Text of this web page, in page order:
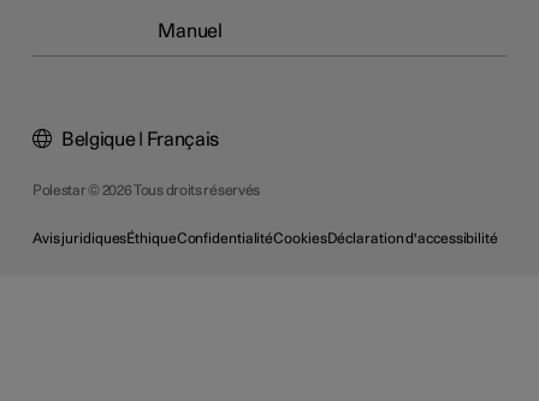
Manuel
Polestar © 2026 Tous droits réservés
Avis juridiquesÉthiqueConfidentialitéCookiesDéclaration d'accessibilité
Belgique | Français